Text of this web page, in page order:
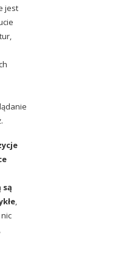
jest
,
są
,